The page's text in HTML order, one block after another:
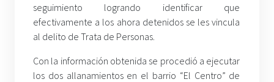
seguimiento logrando identificar que
efectivamente a los ahora detenidos se les vincula
al delito de Trata de Personas.
Con la información obtenida se procedió a ejecutar
los dos allanamientos en el barrio “El Centro” de